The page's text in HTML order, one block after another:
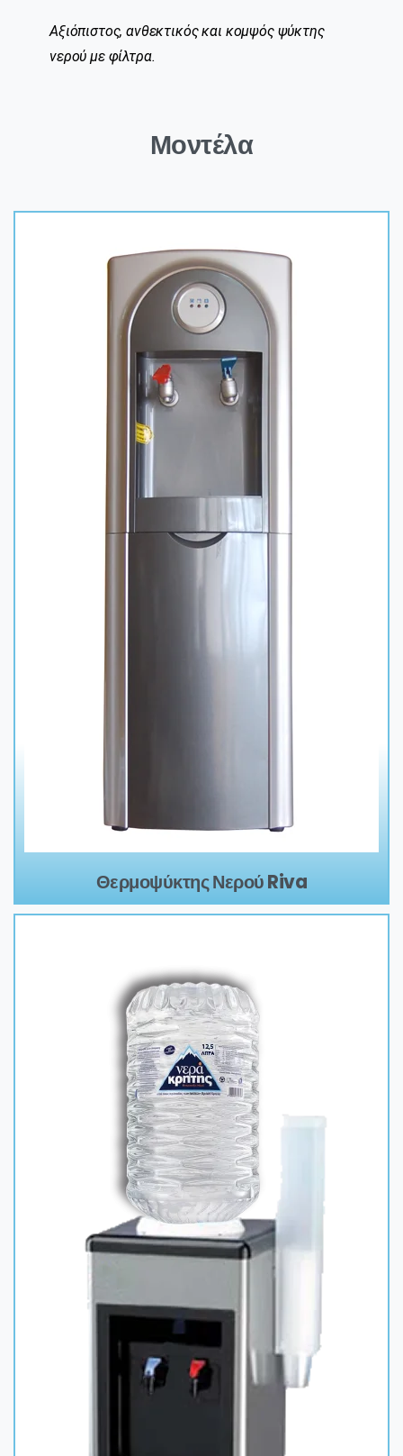
Αξιόπιστος, ανθεκτικός και κομψός ψύκτης
νερού με φίλτρα.
Μοντέλα
Θερμοψύκτης Νερού Riva